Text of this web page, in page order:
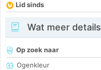
Lid sinds
Wat meer details
Op zoek naar
Ogenkleur